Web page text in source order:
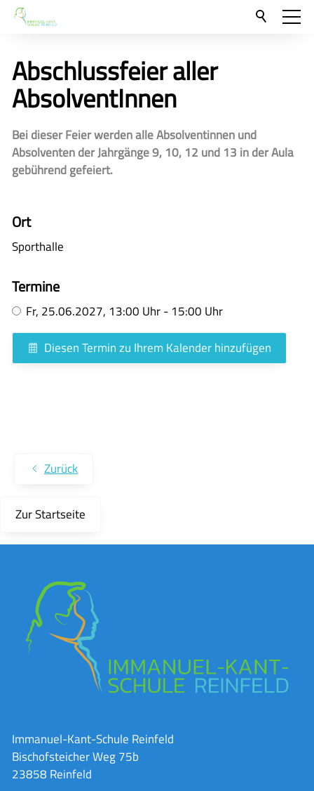
Neu hier?
Für Eltern und Schüler
Unsere Schulgemeinschaft
Kontakt
🇪🇸
Abschlussfeier aller
AbsolventInnen
Bei dieser Feier werden alle Absolventinnen und
Absolventen der Jahrgänge 9, 10, 12 und 13 in der Aula
gebührend gefeiert.
Ort
Sporthalle
Termine
Fr, 25.06.2027, 13:00 Uhr- 15:00 Uhr
Diesen Termin zu Ihrem Kalender hinzufügen
Zurück
Zur Startseite
Immanuel-Kant-Schule Reinfeld
Bischofsteicher Weg 75b
23858 Reinfeld